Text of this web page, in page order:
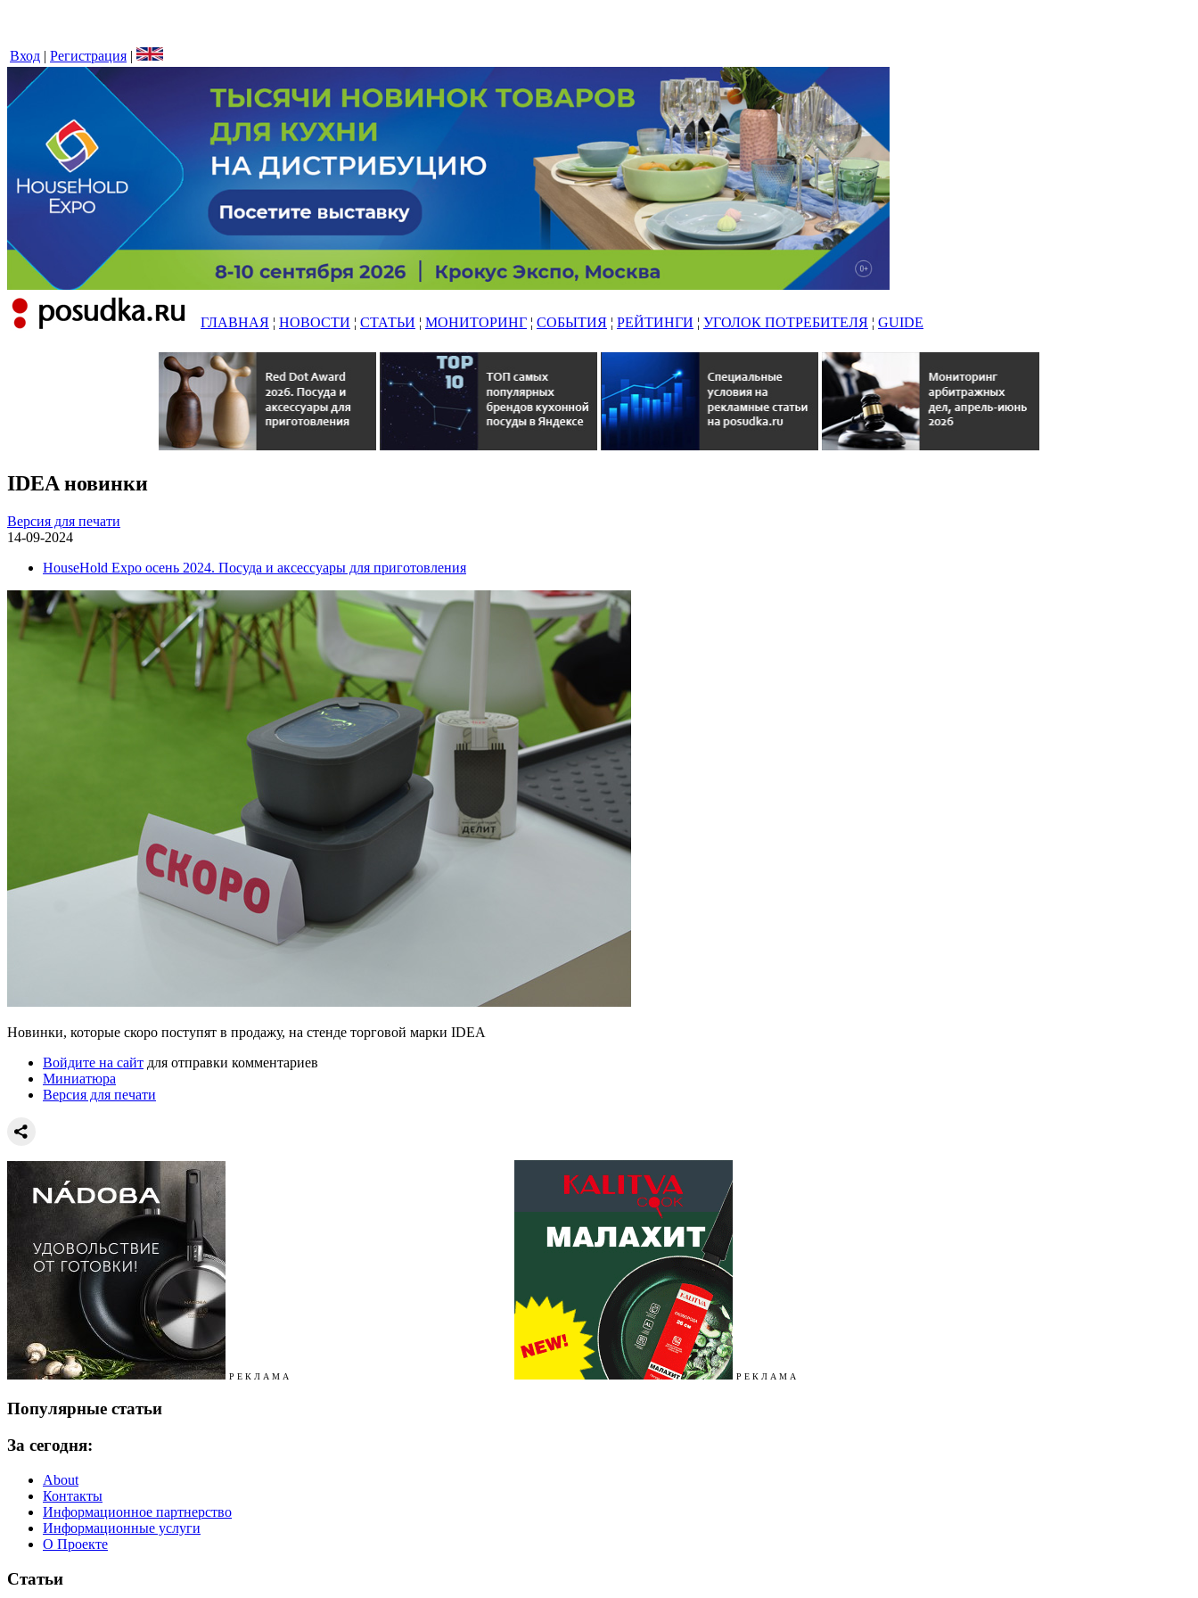
Вход | Регистрация |
ГЛАВНАЯ ¦ НОВОСТИ ¦ СТАТЬИ ¦ МОНИТОРИНГ ¦ СОБЫТИЯ ¦ РЕЙТИНГИ ¦ УГОЛОК ПОТРЕБИТЕЛЯ ¦ GUIDE
IDEA новинки
Версия для печати
14-09-2024
HouseHold Expo осень 2024. Посуда и аксессуары для приготовления
Новинки, которые скоро поступят в продажу, на стенде торговой марки IDEA
Войдите на сайт для отправки комментариев
Миниатюра
Версия для печати
Р Е К Л А М А Р Е К Л А М А
Популярные статьи
За сегодня:
About
Контакты
Информационное партнерство
Информационные услуги
О Проекте
Статьи